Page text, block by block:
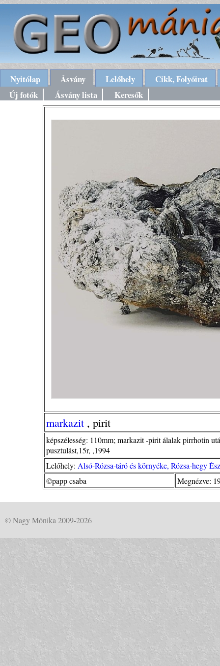
Nyitólap Ásvány Lelőhely
Cikk, Folyóirat
Új fotók
Ásvány lista Keresők
markazit , pirit
képszélesség: 110mm; markazit -pirit álalak pirrhotin
pusztulást,15r, ,1994
Lelőhely: Alsó-Rózsa-táró és környéke, Rózsa-hegy
©papp csaba
Megnézve:
© Nagy Mónika 2009-2026